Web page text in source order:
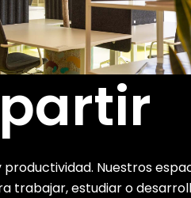
productividad. Nuestros
trabajar, estudiar o